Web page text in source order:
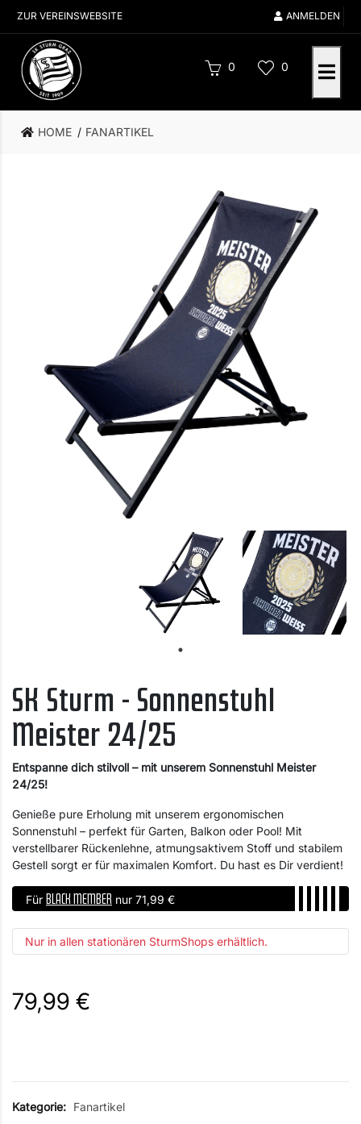
ZUR VEREINSWEBSITE ANMELDEN
0 0
HOME FANARTIKEL
SK Sturm - Sonnenstuhl
Meister 24/25
Entspanne dich stilvoll – mit unserem Sonnenstuhl Meister
24/25!
Genieße pure Erholung mit unserem ergonomischen
Sonnenstuhl – perfekt für Garten, Balkon oder Pool! Mit
verstellbarer Rückenlehne, atmungsaktivem Stoff und stabilem
Gestell sorgt er für maximalen Komfort. Du hast es Dir verdient!
Für BLACK MEMBER nur 71,99 €
Nur in allen stationären SturmShops erhältlich.
79,99 €
Kategorie: Fanartikel